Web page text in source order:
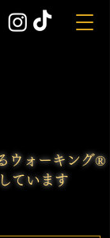
ウォーキング®
ています